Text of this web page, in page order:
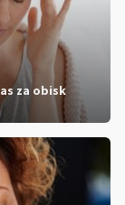
za obisk